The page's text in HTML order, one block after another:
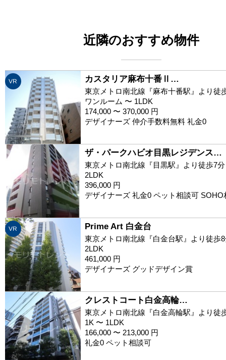
近隣のおすすめ物件
VR カスタリア麻布十番Ⅱ…
東京メトロ南北線『麻布十番駅』より徒
ワンルーム 〜 1LDK
174,000 〜 370,000 円
デザイナーズ 仲介手数料無料 礼金0
ザ・パークハビオ目黒レジデンス…
東京メトロ南北線『目黒駅』より徒歩7分
2LDK
396,000 円
デザイナーズ 礼金0 ペット相談可 SOHO
VR Prime Art 白金台
東京メトロ南北線『白金台駅』より徒歩
2LDK
461,000 円
デザイナーズ グッドデザイン賞
クレストコート白金高輪…
東京メトロ南北線『白金高輪駅』より徒
1K 〜 1LDK
166,000 〜 213,000 円
礼金0 ペット相談可